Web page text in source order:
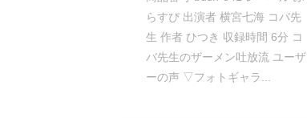
らすぴ 出演者 横宮七海 コバ先
生 作者 ひつき 収録時間 6分 コ
バ先生のザーメン吐放流 ユーザ
ーの声 ▽フォトギャラ...